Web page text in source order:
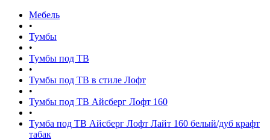
Мебель
•
Тумбы
•
Тумбы под ТВ
•
Тумбы под ТВ в стиле Лофт
•
Тумбы под ТВ Айсберг Лофт 160
•
Тумба под ТВ Айсберг Лофт Лайт 160 белый/дуб крафт
табак